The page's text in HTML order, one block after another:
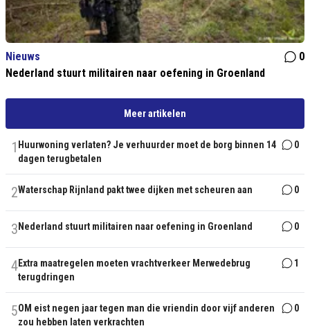
Nieuws
0
Nederland stuurt militairen naar oefening in Groenland
Meer artikelen
1 Huurwoning verlaten? Je verhuurder moet de borg binnen 14
dagen terugbetalen
0
2Waterschap Rijnland pakt twee dijken met scheuren aan 0
3 Nederland stuurt militairen naar oefening in Groenland 0
4Extra maatregelen moeten vrachtverkeer Merwedebrug
terugdringen
1
5OM eist negen jaar tegen man die vriendin door vijf anderen
zou hebben laten verkrachten
0